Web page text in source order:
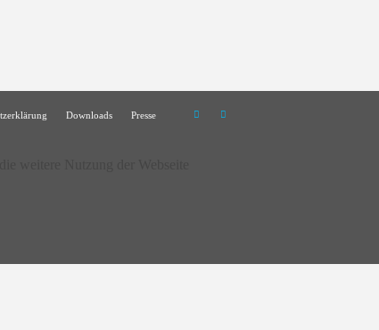
Downloads Presse